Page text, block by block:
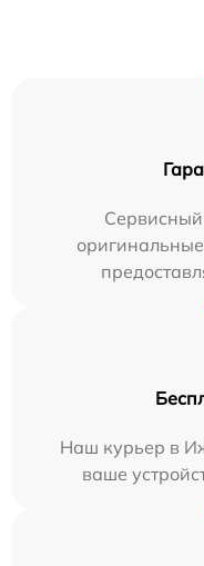
Сервисный
Наш курьер в
ваше